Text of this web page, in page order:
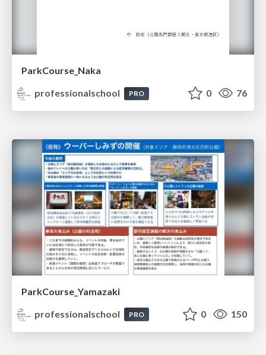
ParkCourse_Naka
professionalschool
PRO 0 76
ParkCourse_Yamazaki
professionalschool
PRO 0 150